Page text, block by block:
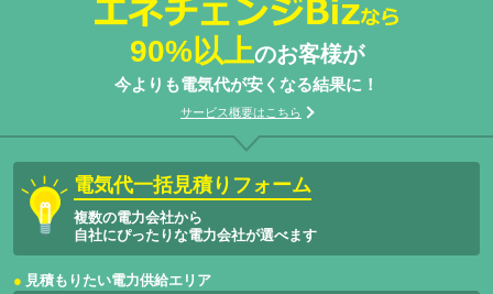
90%以上のお客様が
今よりも電気代が安くなる結果に！
サービス概要はこちら
電気代一括見積りフォーム
複数の電力会社から
自社にぴったりな電力会社が選べます
見積もりたい電力供給エリア